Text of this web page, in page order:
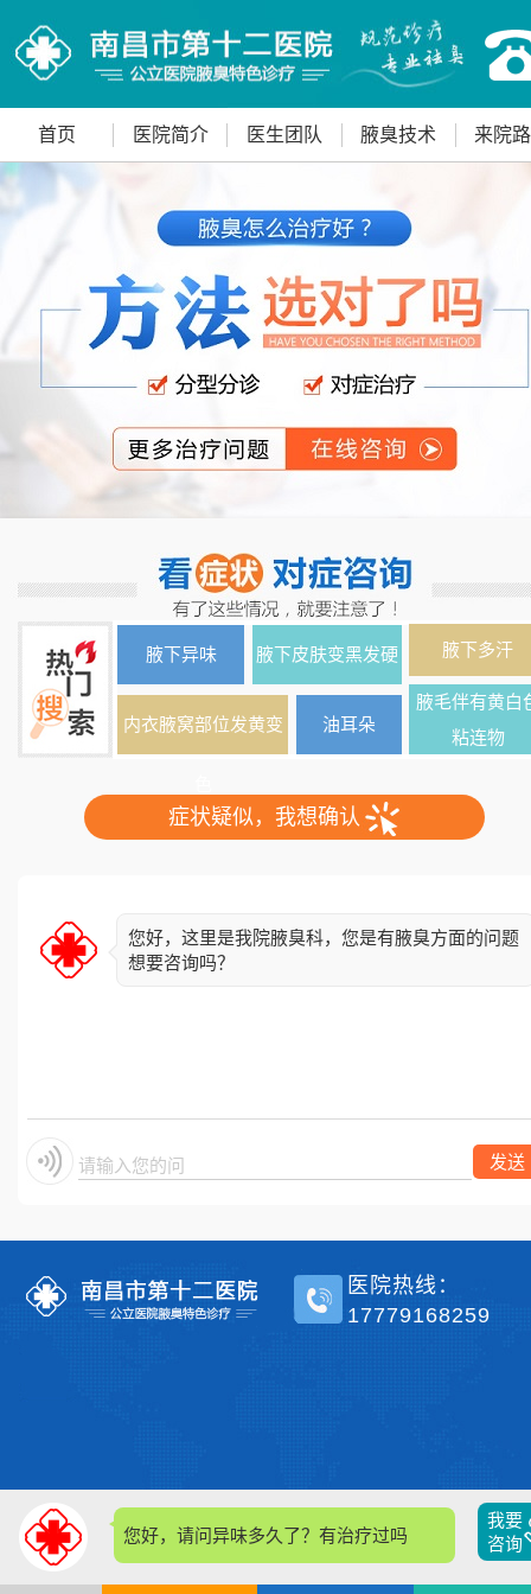
首页 医院简介 医生团队 腋臭技术 来院
腋下异味 腋下皮肤变黑发硬 腋下多汗
内衣腋窝部位发黄变 油耳朵
腋毛伴有黄白
粘连物
症状疑似，我想确认
您好，这里是我院腋臭科，您是有腋臭方面的问题
想要咨询吗？
请输入您的问题 发送
您好，请问异味多久了？有治疗过吗
我要
咨询
医院热线：
17779168259